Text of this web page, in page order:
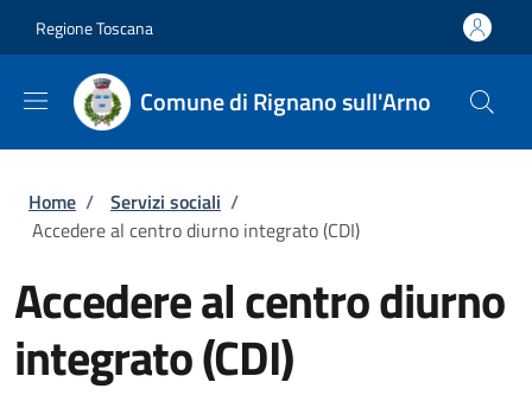
Regione Toscana
Comune di Rignano sull'Arno
Briciole di pane
Home / Servizi sociali /
Accedere al centro diurno integrato (CDI)
Accedere al centro diurno
integrato (CDI)